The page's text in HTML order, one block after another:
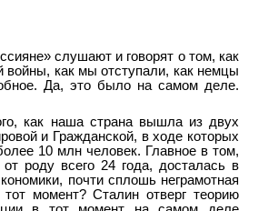
слушают и говорят о том, как
как мы отступали, как немцы
Да, это было на самом деле.
как наша страна вышла из двух
и Гражданской, в ходе которых
10 млн человек. Главное в том,
роду всего 24 года, досталась в
почти сплошь неграмотная
момент? Сталин отверг теорию